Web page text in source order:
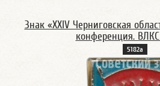
Знак «XXIV Черниговская
конференция.
5182а